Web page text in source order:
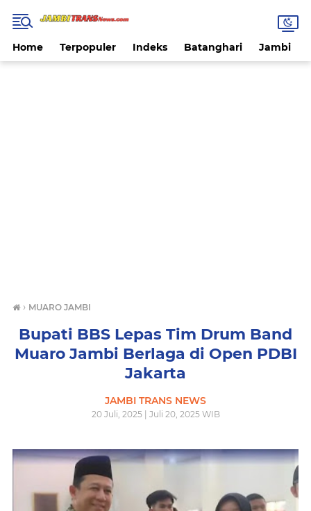
Home Terpopuler Indeks Batanghari Jambi
› MUARO JAMBI
Bupati BBS Lepas Tim Drum Band
Muaro Jambi Berlaga di Open PDBI
Jakarta
JAMBI TRANS NEWS
20 Juli, 2025 | Juli 20, 2025 WIB